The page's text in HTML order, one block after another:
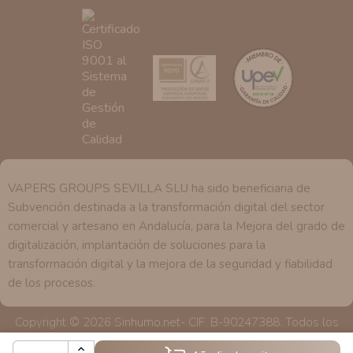
se explica en la información adicional disponible en
nuestra página web.
VAPERS GROUPS SEVILLA SLU ha sido beneficiaria de
Subvención destinada a la transformación digital del sector
comercial y artesano en Andalucía, para la Mejora del grado de
digitalización, implantación de soluciones para la
transformación digital y la mejora de la seguridad y fiabilidad
de los procesos.
Copyright © 2026 Sinhumo.net- CIF. B-90247388. Todos los
derechos reservados